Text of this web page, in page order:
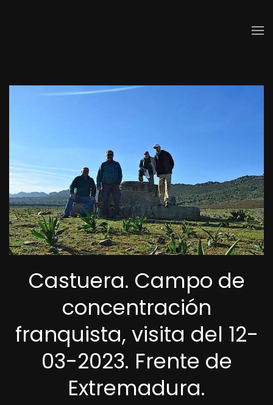
Castuera. Campo de
concentración
franquista, visita del 12-
03-2023. Frente de
Extremadura.